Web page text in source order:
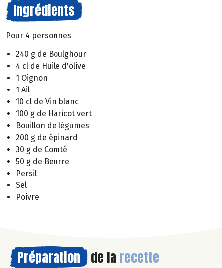
Ingrédients
Pour 4 personnes
240 g de Boulghour
4 cl de Huile d'olive
1 Oignon
1 Ail
10 cl de Vin blanc
100 g de Haricot vert
Bouillon de légumes
200 g de épinard
30 g de Comté
50 g de Beurre
Persil
Sel
Poivre
Préparation de la recette